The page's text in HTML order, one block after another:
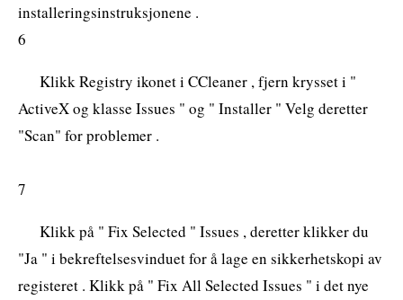
installeringsinstruksjonene .
6
Klikk Registry ikonet i CCleaner , fjern krysset i "
ActiveX og klasse Issues " og " Installer " Velg deretter
"Scan" for problemer .
7
Klikk på " Fix Selected " Issues , deretter klikker du
"Ja " i bekreftelsesvinduet for å lage en sikkerhetskopi av
registeret . Klikk på " Fix All Selected Issues " i det nye